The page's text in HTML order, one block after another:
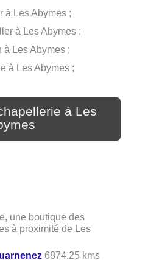
à Les Abymes ;
à Les Abymes ;
à Les Abymes ;
à Les Abymes ;
à Les
une boutique des
à proximité de Les
6874.25 kms